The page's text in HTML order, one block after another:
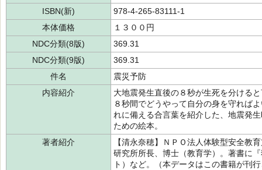
ISBN(新)
978-4-265-83111-1
本体価格
１３００円
NDC分類(8版)
369.31
NDC分類(9版)
369.31
件名
震災予防
内容紹介
大地震発生直後の８秒が生死を分ける
８秒間でどうやって自分の身を守れば
れに備える合言葉を紹介した、地震発
ための絵本。
著者紹介
【清永奈穂】ＮＰＯ法人体験型安全教
研究所所長、博士（教育学）。著書に
ト）など。（本データはこの書籍が刊